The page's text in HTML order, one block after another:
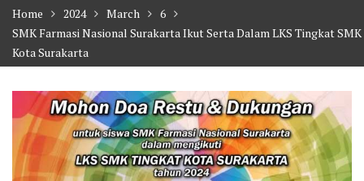
Home 2024 March
6
SMK Farmasi Nasional Surakarta Ikut Serta Dalam LKS Tingkat SMK
Kota Surakarta